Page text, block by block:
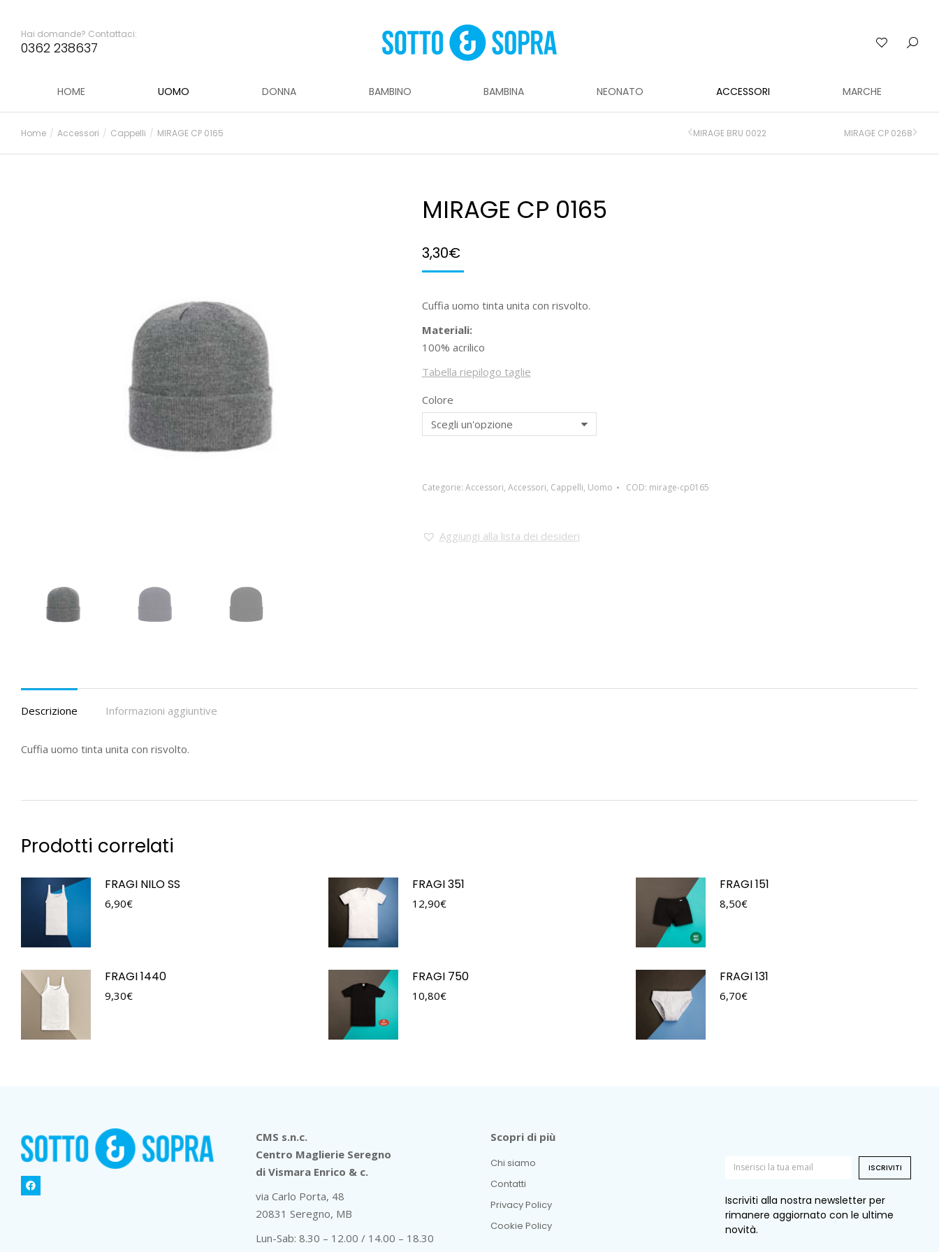
Hai domande? Contattaci:
0362 238637
HOME UOMO DONNA BAMBINO BAMBINA NEONATO ACCESSORI MARCHE
Tu sei qui:
Home Accessori Cappelli MIRAGE CP 0165 MIRAGE BRU 0022 MIRAGE CP 0268
MIRAGE CP 0165
3,30€
Cuffia uomo tinta unita con risvolto.
Materiali:
100% acrilico
Tabella riepilogo taglie
Colore
Categorie: Accessori, Accessori, Cappelli, Uomo COD: mirage-cp0165
Aggiungi alla lista dei desideri
Descrizione Informazioni aggiuntive
Cuffia uomo tinta unita con risvolto.
Prodotti correlati
FRAGI NILO SS
6,90€
FRAGI 351
12,90€
FRAGI 151
8,50€
FRAGI 1440
9,30€
FRAGI 750
10,80€
FRAGI 131
6,70€
CMS s.n.c.
Centro Maglierie Seregno
di Vismara Enrico & c.
via Carlo Porta, 48
20831 Seregno, MB
Lun-Sab: 8.30 – 12.00 / 14.00 – 18.30
Scopri di più
Chi siamo
Contatti
Privacy Policy
Cookie Policy
ISCRIVITI
Iscriviti alla nostra newsletter per
rimanere aggiornato con le ultime
novità.